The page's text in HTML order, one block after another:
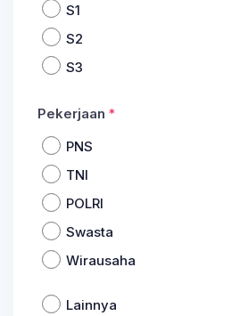
S1
S2
S3
Pekerjaan
PNS
TNI
POLRI
Swasta
Wirausaha
Lainnya